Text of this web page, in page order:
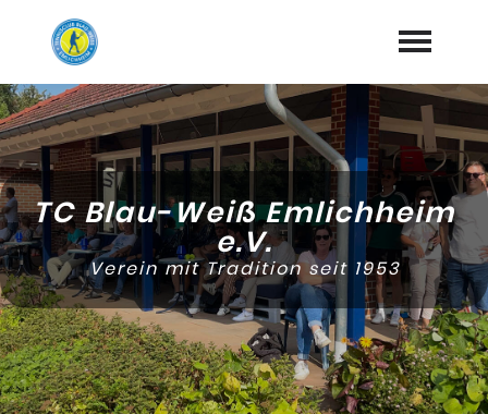
Startseite
Mannschaften
Vereinsleben expand_more
Turniere expand_more
Platzbuchung
TC Blau-Weiß Emlichheim
e.V.
Verein mit Tradition seit 1953